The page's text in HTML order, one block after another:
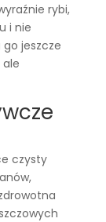
rybi,
i nie
jeszcze
czysty